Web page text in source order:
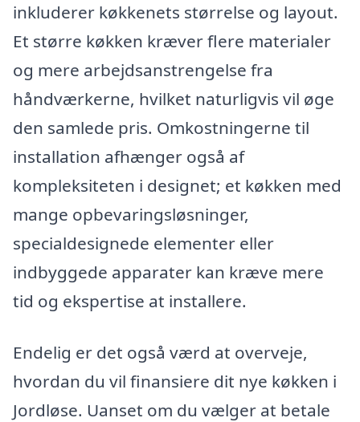
inkluderer køkkenets størrelse og layout.
Et større køkken kræver flere materialer
og mere arbejdsanstrengelse fra
håndværkerne, hvilket naturligvis vil øge
den samlede pris. Omkostningerne til
installation afhænger også af
kompleksiteten i designet; et køkken med
mange opbevaringsløsninger,
specialdesignede elementer eller
indbyggede apparater kan kræve mere
tid og ekspertise at installere.
Endelig er det også værd at overveje,
hvordan du vil finansiere dit nye køkken i
Jordløse. Uanset om du vælger at betale